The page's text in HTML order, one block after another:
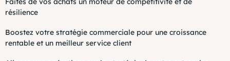
résilience
Boostez votre stratégie commerciale pour une croissance
rentable et un meilleur service client